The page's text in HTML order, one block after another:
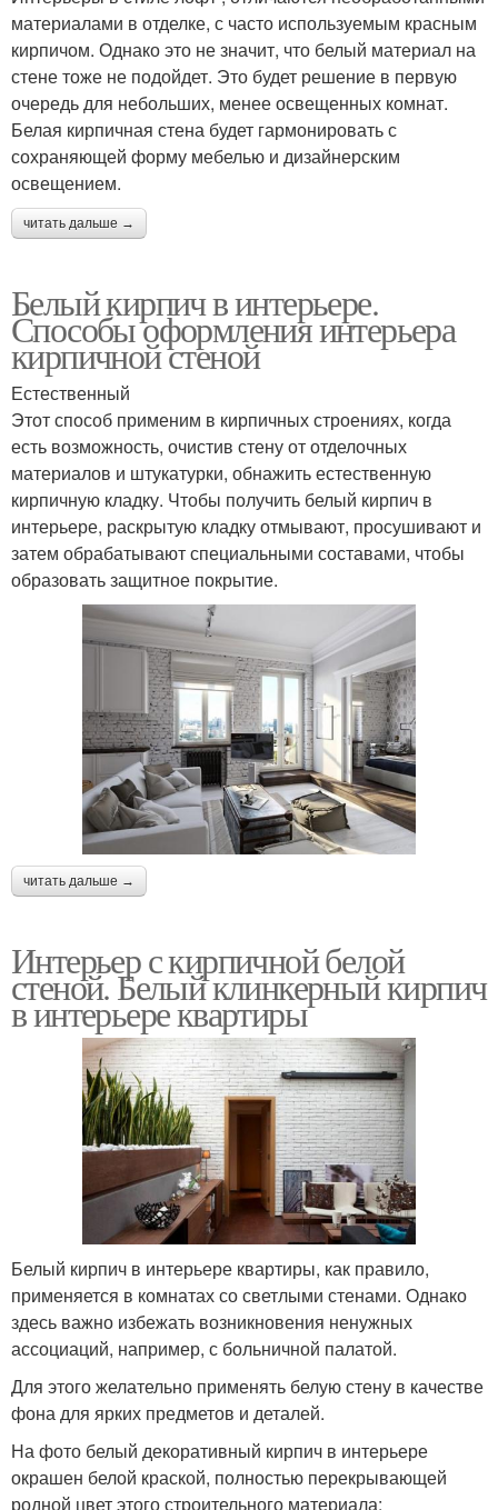
материалами в отделке, с часто используемым красным
кирпичом. Однако это не значит, что белый материал на
стене тоже не подойдет. Это будет решение в первую
очередь для небольших, менее освещенных комнат.
Белая кирпичная стена будет гармонировать с
сохраняющей форму мебелью и дизайнерским
освещением.
читать дальше →
Белый кирпич в интерьере.
Способы оформления интерьера
кирпичной стеной
Естественный
Этот способ применим в кирпичных строениях, когда
есть возможность, очистив стену от отделочных
материалов и штукатурки, обнажить естественную
кирпичную кладку. Чтобы получить белый кирпич в
интерьере, раскрытую кладку отмывают, просушивают и
затем обрабатывают специальными составами, чтобы
образовать защитное покрытие.
читать дальше →
Интерьер с кирпичной белой
стеной. Белый клинкерный кирпич
в интерьере квартиры
Белый кирпич в интерьере квартиры, как правило,
применяется в комнатах со светлыми стенами. Однако
здесь важно избежать возникновения ненужных
ассоциаций, например, с больничной палатой.
Для этого желательно применять белую стену в качестве
фона для ярких предметов и деталей.
На фото белый декоративный кирпич в интерьере
окрашен белой краской, полностью перекрывающей
родной цвет этого строительного материала: